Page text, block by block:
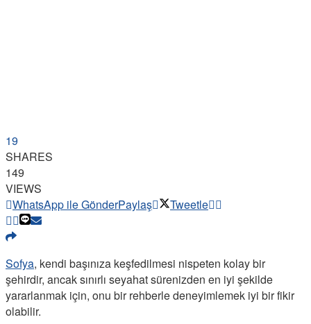
19
SHARES
149
VIEWS
WhatsApp ile GönderPaylaş Tweetle
Sofya, kendi başınıza keşfedilmesi nispeten kolay bir
şehirdir, ancak sınırlı seyahat sürenizden en iyi şekilde
yararlanmak için, onu bir rehberle deneyimlemek iyi bir fikir
olabilir.